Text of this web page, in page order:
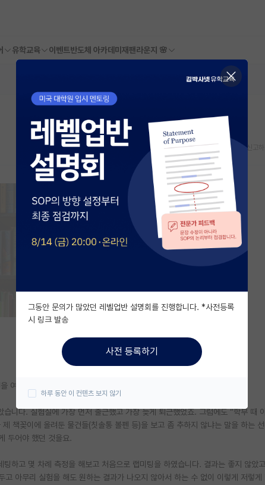
유학교육 이벤트반도체 아카데미 재팬라운지 🌸
스크랩 신고하
여쭤보고자 글을 쓰게 되었습니다.
니다. 실험실에 가장 먼저 출근했고 가장 늦게 퇴근했었죠. 그럼에도 “학부 때
책꽂이에 올려둔 물건들(칫솔통 볼펜 등)을 보고 좀 추하지 않냐는 말을 하는
두어야 했던 것을요.
하고 몇 차례 측정을 해보고 처음으로 랩미팅을 하였습니다. 결과는 좋지 않았
아무리 실험을 해도 원하는 결과가 나오지 않아서 하는 수 없이 이렇게 저렇게
그동안 문의가 많았던 레벨업반 설명회를 진행합니다. *사전등록
시 링크 발송
사전 등록하기
하루 동안 이 컨텐츠 보지 않기